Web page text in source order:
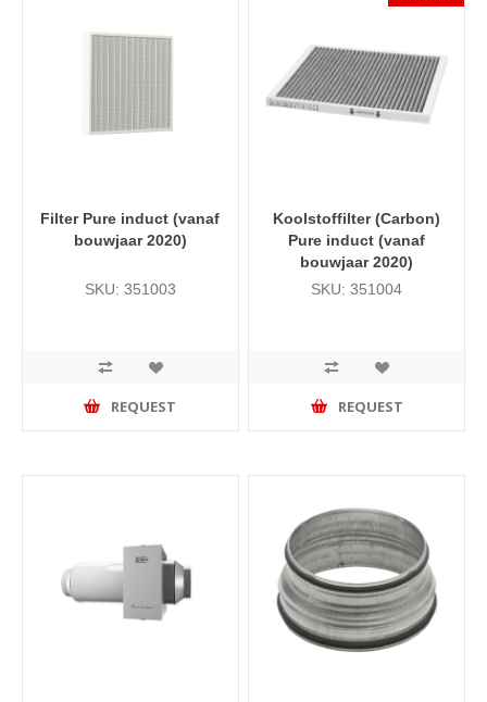
Filter Pure induct (vanaf
bouwjaar 2020)
SKU: 351003
REQUEST
Koolstoffilter (Carbon)
Pure induct (vanaf
bouwjaar 2020)
SKU: 351004
REQUEST